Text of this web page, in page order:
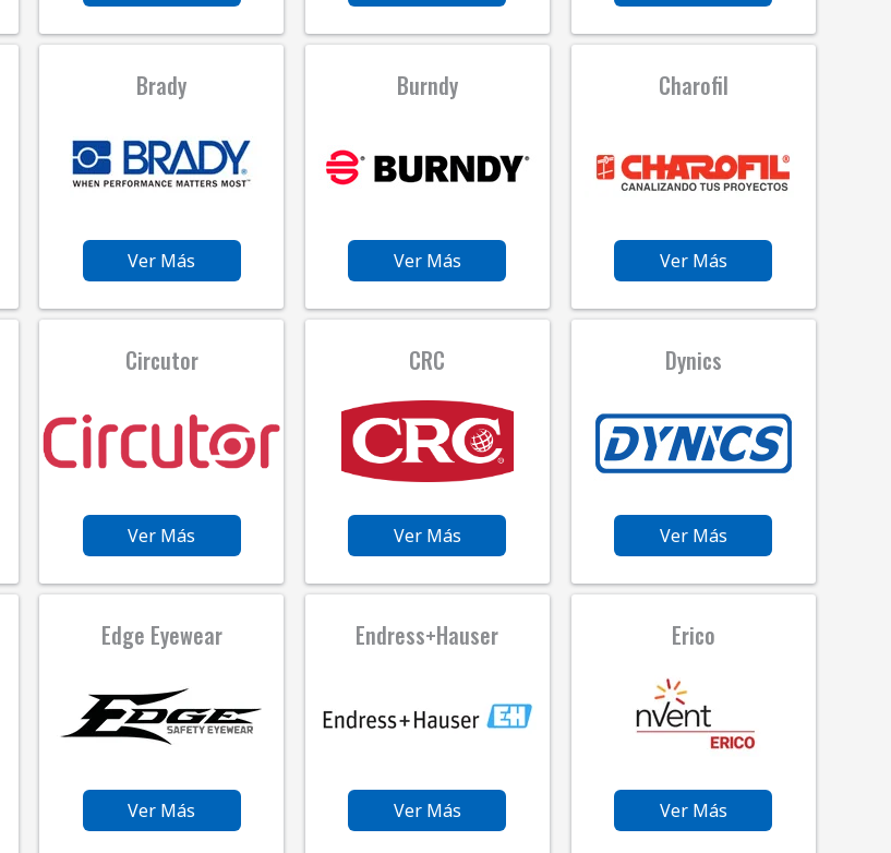
Brady
Ver Más
Burndy
Ver Más
Charofil
Ver Más
Circutor
Ver Más
CRC
Ver Más
Dynics
Ver Más
Edge Eyewear
Ver Más
Endress+Hauser
Ver Más
Erico
Ver Más